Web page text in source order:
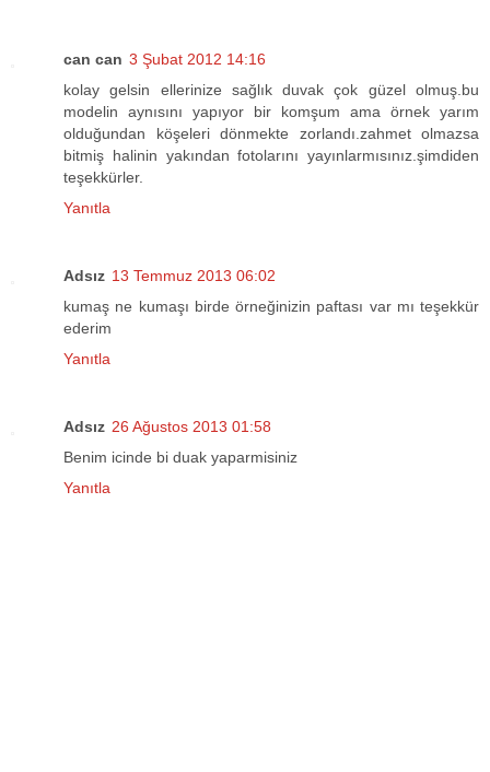
can can 3 Şubat 2012 14:16
kolay gelsin ellerinize sağlık duvak çok güzel olmuş.bu
modelin aynısını yapıyor bir komşum ama örnek yarım
olduğundan köşeleri dönmekte zorlandı.zahmet olmazsa
bitmiş halinin yakından fotolarını yayınlarmısınız.şimdiden
teşekkürler.
Yanıtla
Adsız 13 Temmuz 2013 06:02
kumaş ne kumaşı birde örneğinizin paftası var mı teşekkür
ederim
Yanıtla
Adsız 26 Ağustos 2013 01:58
Benim icinde bi duak yaparmisiniz
Yanıtla